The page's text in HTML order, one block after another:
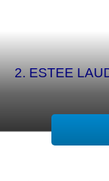
2. ESTEE